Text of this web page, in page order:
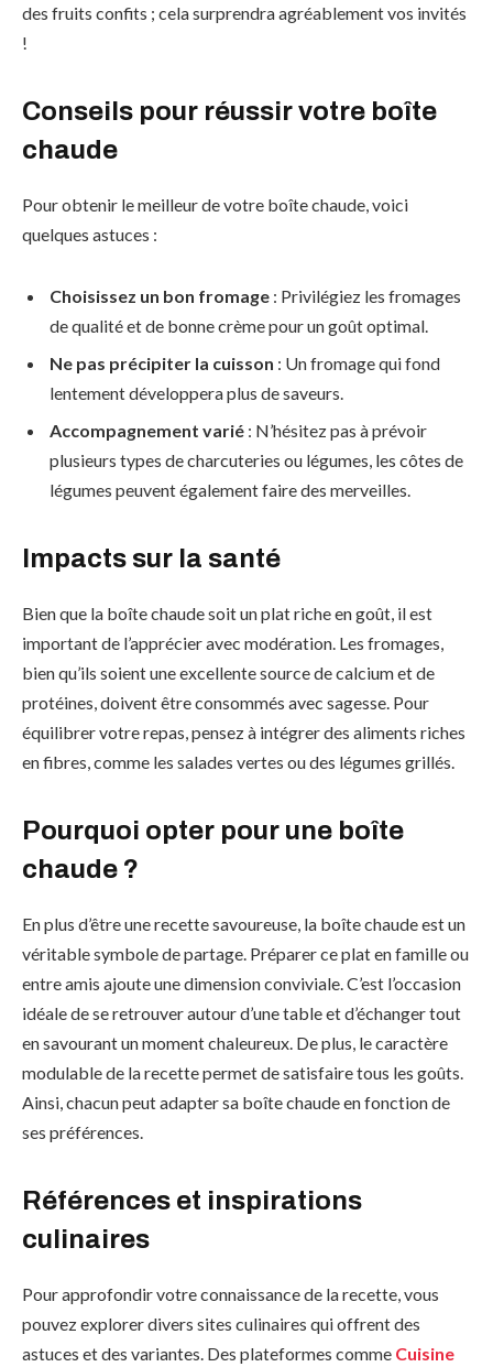
des fruits confits ; cela surprendra agréablement vos invités
!
Conseils pour réussir votre boîte
chaude
Pour obtenir le meilleur de votre boîte chaude, voici
quelques astuces :
Choisissez un bon fromage : Privilégiez les fromages
de qualité et de bonne crème pour un goût optimal.
Ne pas précipiter la cuisson : Un fromage qui fond
lentement développera plus de saveurs.
Accompagnement varié : N’hésitez pas à prévoir
plusieurs types de charcuteries ou légumes, les côtes de
légumes peuvent également faire des merveilles.
Impacts sur la santé
Bien que la boîte chaude soit un plat riche en goût, il est
important de l’apprécier avec modération. Les fromages,
bien qu’ils soient une excellente source de calcium et de
protéines, doivent être consommés avec sagesse. Pour
équilibrer votre repas, pensez à intégrer des aliments riches
en fibres, comme les salades vertes ou des légumes grillés.
Pourquoi opter pour une boîte
chaude ?
En plus d’être une recette savoureuse, la boîte chaude est un
véritable symbole de partage. Préparer ce plat en famille ou
entre amis ajoute une dimension conviviale. C’est l’occasion
idéale de se retrouver autour d’une table et d’échanger tout
en savourant un moment chaleureux. De plus, le caractère
modulable de la recette permet de satisfaire tous les goûts.
Ainsi, chacun peut adapter sa boîte chaude en fonction de
ses préférences.
Références et inspirations
culinaires
Pour approfondir votre connaissance de la recette, vous
pouvez explorer divers sites culinaires qui offrent des
astuces et des variantes. Des plateformes comme Cuisine